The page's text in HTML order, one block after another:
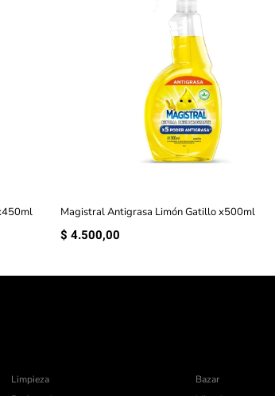
Magistral Antigrasa Limón Gatillo x500ml
$ 4.500,00
Limpieza
Bazar